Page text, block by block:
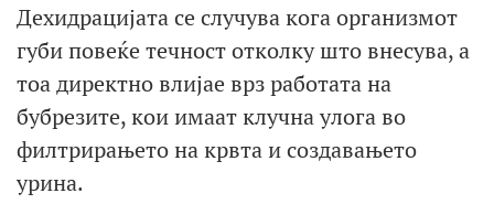
Дехидрацијата се случува кога организмот
губи повеќе течност отколку што внесува, а
тоа директно влијае врз работата на
бубрезите, кои имаат клучна улога во
филтрирањето на крвта и создавањето
урина.